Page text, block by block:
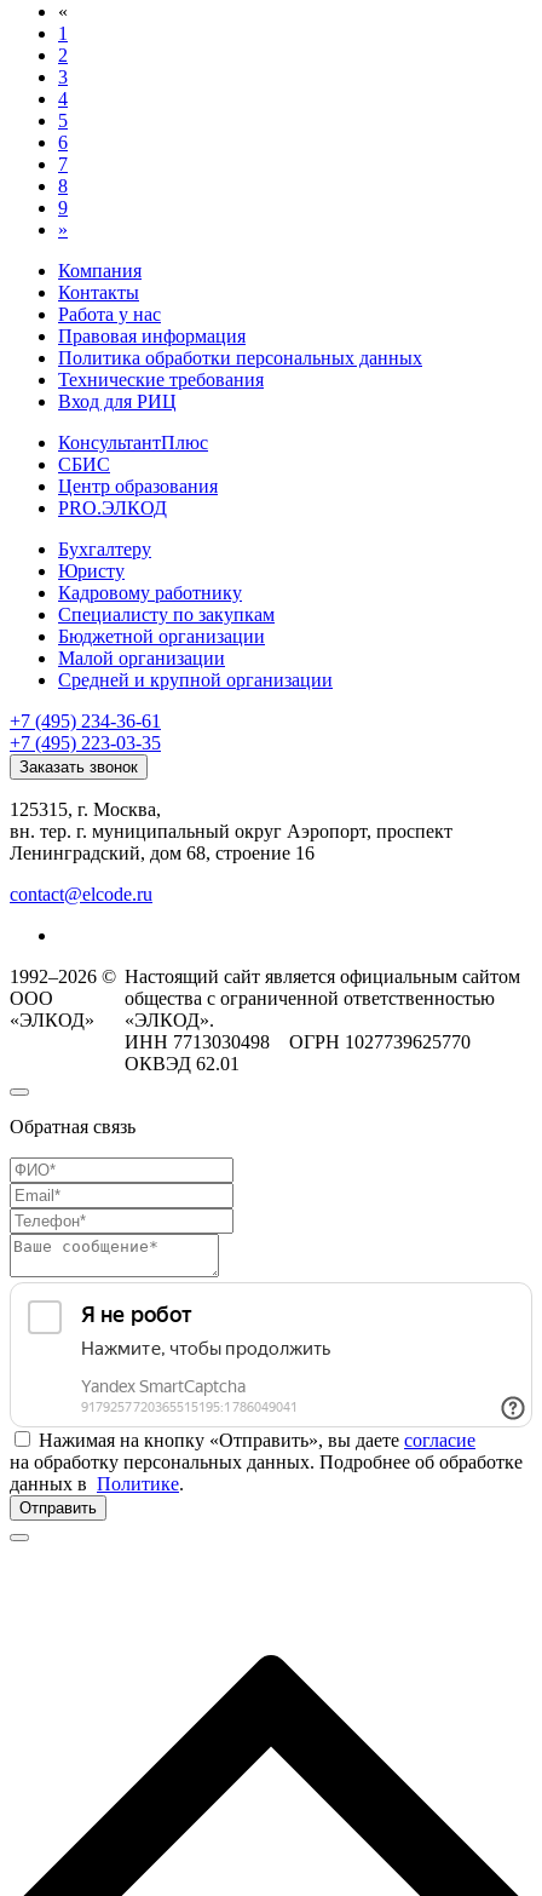
«
1
2
3
4
5
6
7
8
9
»
Компания
Контакты
Работа у нас
Правовая информация
Политика обработки персональных данных
Технические требования
Вход для РИЦ
КонсультантПлюс
СБИС
Центр образования
PRO.ЭЛКОД
Бухгалтеру
Юристу
Кадровому работнику
Специалисту по закупкам
Бюджетной организации
Малой организации
Средней и крупной организации
+7 (495) 234-36-61
+7 (495) 223-03-35
Заказать звонок
125315, г. Москва,
вн. тер. г. муниципальный округ Аэропорт, проспект
Ленинградский, дом 68, строение 16
contact@elcode.ru
1992–2026 ©
ООО
«ЭЛКОД»
Настоящий сайт является официальным сайтом
общества с ограниченной ответственностью
«ЭЛКОД».
ИНН 7713030498 ОГРН 1027739625770
ОКВЭД 62.01
Обратная связь
Нажимая на кнопку «Отправить», вы даете согласие
на обработку персональных данных. Подробнее об обработке
данных в Политике.
Отправить